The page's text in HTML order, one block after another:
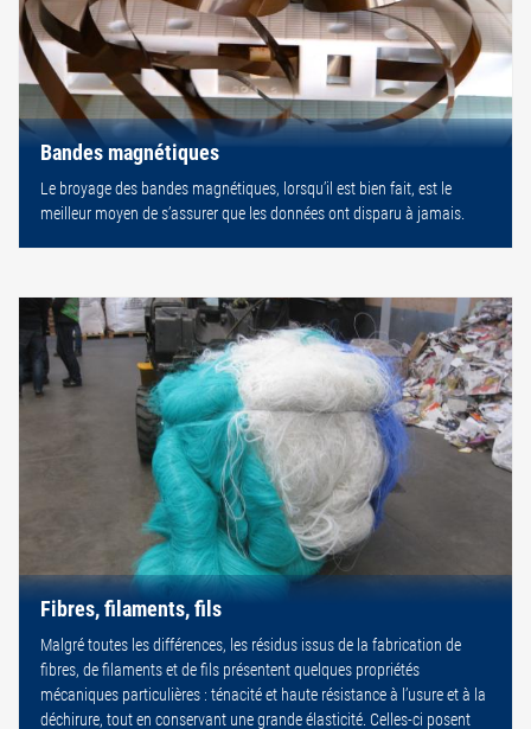
Bandes magnétiques
Le broyage des bandes magnétiques, lorsqu’il est bien fait, est le
meilleur moyen de s’assurer que les données ont disparu à jamais.
Fibres, filaments, fils
Malgré toutes les différences, les résidus issus de la fabrication de
fibres, de filaments et de fils présentent quelques propriétés
mécaniques particulières : ténacité et haute résistance à l’usure et à la
déchirure, tout en conservant une grande élasticité. Celles-ci posent